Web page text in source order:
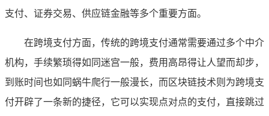
支付、证券交易、供应链金融等多个重要方面。
在跨境支付方面，传统的跨境支付通常需要通过多个中介
机构，手续繁琐得如同迷宫一般，费用高昂得让人望而却步，
到账时间也如同蜗牛爬行一般漫长，而区块链技术则为跨境支
付开辟了一条新的捷径，它可以实现点对点的支付，直接跳过